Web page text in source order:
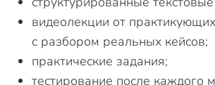
видеолекции от
с разбором реальных кейсов;
практические задания;
тестирование после каждого